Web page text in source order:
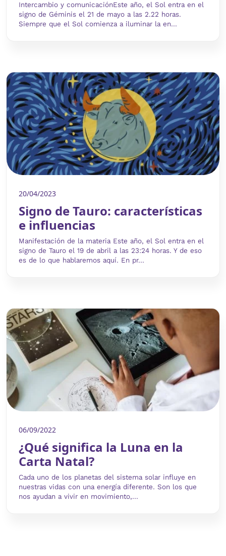
Intercambio y comunicaciónEste año, el Sol entra en el
signo de Géminis el 21 de mayo a las 2.22 horas.
Siempre que el Sol comienza a iluminar la en...
20/04/2023
Signo de Tauro: características
e influencias
Manifestación de la materia Este año, el Sol entra en el
signo de Tauro el 19 de abril a las 23:24 horas. Y de eso
es de lo que hablaremos aquí. En pr...
06/09/2022
¿Qué significa la Luna en la
Carta Natal?
Cada uno de los planetas del sistema solar influye en
nuestras vidas con una energía diferente. Son los que
nos ayudan a vivir en movimiento,...